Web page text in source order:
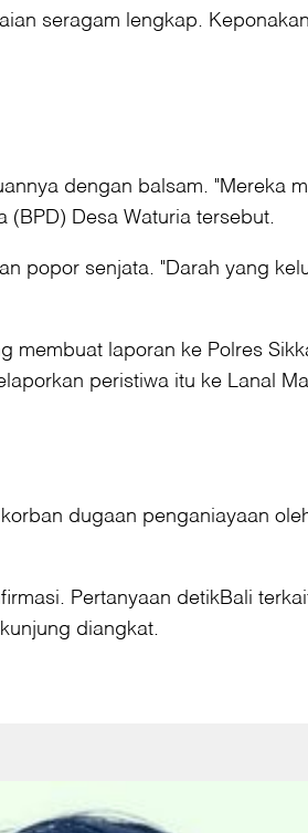
seragam lengkap.
dengan balsam. "Mereka
Desa Waturia tersebut.
popor senjata. "Darah yang
laporan ke Polres
peristiwa itu ke Lanal
dugaan penganiayaan
Pertanyaan detikBali
diangkat.